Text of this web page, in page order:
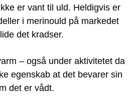
er vant til uld. Heldigvis er
i merinould på markedet
det kradser.
– også under aktivitetet da
egenskab at det bevarer sin
det er vådt.